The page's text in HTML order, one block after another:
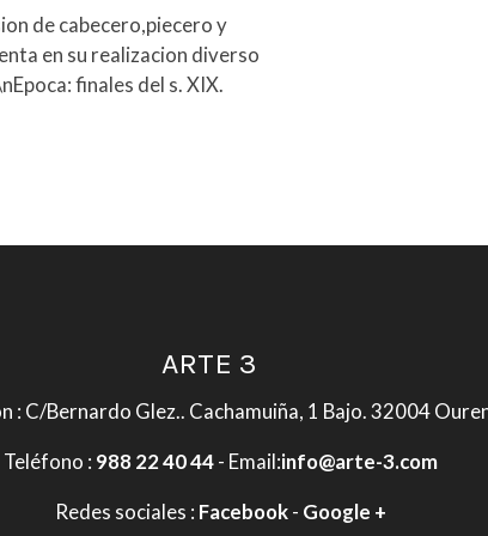
de cabecero,piecero y
en su realizacion diverso
finales del s. XIX.
ARTE 3
: C/Bernardo Glez.. Cachamuiña, 1 Bajo. 32004
Teléfono : 988 22 40 44- Email:info@arte-3.com
Redes sociales : Facebook- Google +